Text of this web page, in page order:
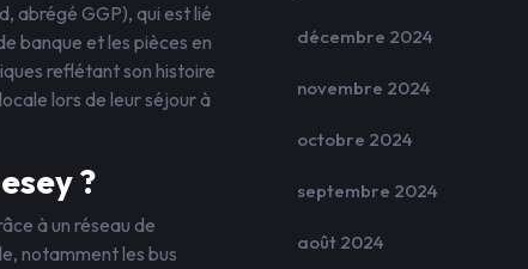
abrégé GGP), qui est lié
banque et les pièces en
reflétant son histoire
lors de leur séjour à
?
à un réseau de
notamment les bus
décembre 2024
novembre 2024
octobre 2024
septembre 2024
août 2024